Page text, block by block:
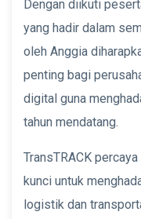
Dengan diikuti
yang hadir dalam
oleh Anggia
penting bagi
digital guna
tahun mendatang.
TransTRACK
kunci untuk
logistik dan